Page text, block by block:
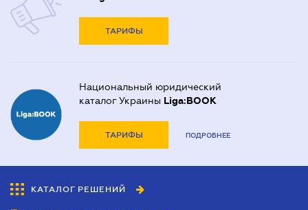
ТАРИФЫ
Национальный юридический
каталог Украины Liga:BOOK
ТАРИФЫ ПОДРОБНЕЕ
КАТАЛОГ РЕШЕНИЙ